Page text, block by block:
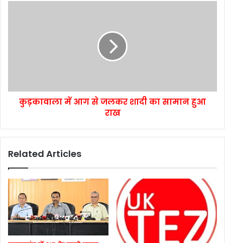
कुड़कावाला में आग से जलकर शादी का सामान हुआ
राख
Related Articles